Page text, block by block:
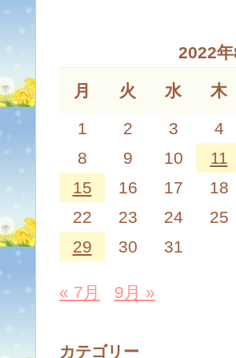
2022年
月 火 水 木
1 2 3 4
8
9 10 11
15
16 17 18
22
23 24 25
29
30 31
« 7月 9月 »
カテゴリー